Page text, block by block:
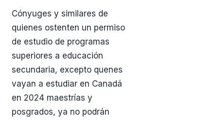
Cónyuges y similares de
quienes ostenten un permiso
de estudio de programas
superiores a educación
secundaria, excepto quenes
vayan a estudiar en Canadá
en 2024 maestrías y
posgrados, ya no podrán